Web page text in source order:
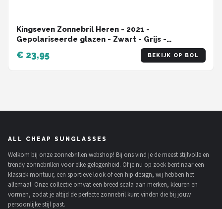
Kingseven Zonnebril Heren - 2021 -
Gepolariseerde glazen - Zwart - Grijs -
€ 23,95 BEKIJK OP BOL
ALL CHEAP SUNGLASSES
Welkom bij onze zonnebrillen webshop! Bij ons vind je de meest stijlvolle en
trendy zonnebrillen voor elke gelegenheid. Of je nu op zoek bent naar een
klassiek montuur, een sportieve look of een hip design, wij hebben het
allemaal. Onze collectie omvat een breed scala aan merken, kleuren en
vormen, zodat je altijd de perfecte zonnebril kunt vinden die bij jouw
persoonlijke stijl past.